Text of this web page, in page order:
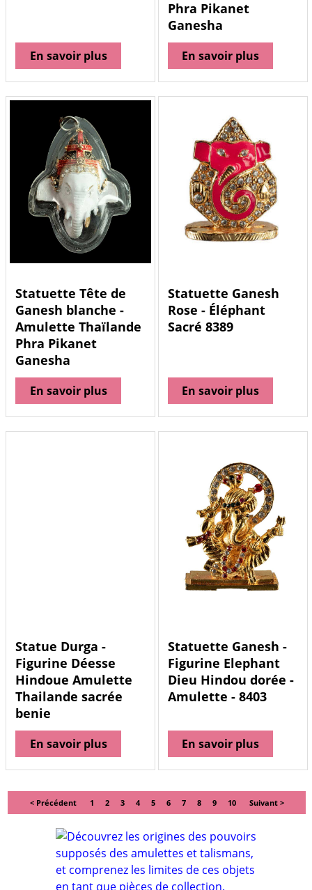
En savoir plus
Phra Pikanet
Ganesha
En savoir plus
Statuette Tête de
Ganesh blanche -
Amulette Thaïlande
Phra Pikanet
Ganesha
En savoir plus
Statuette Ganesh
Rose - Éléphant
Sacré 8389
En savoir plus
Statue Durga -
Figurine Déesse
Hindoue Amulette
Thailande sacrée
benie
En savoir plus
Statuette Ganesh -
Figurine Elephant
Dieu Hindou dorée -
Amulette - 8403
En savoir plus
< Précédent 1 2 3 4 5 6 7 8 9 10 Suivant >